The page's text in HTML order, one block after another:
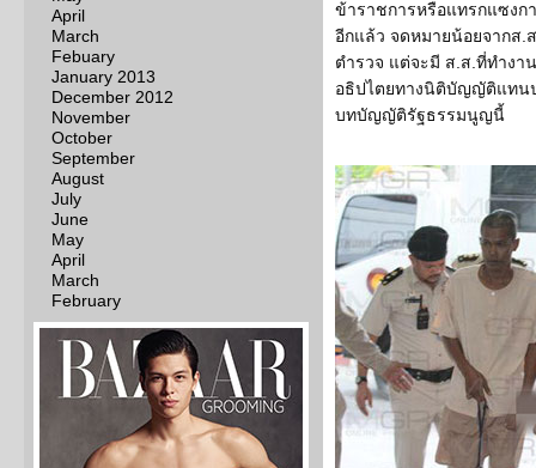
April
March
Febuary
January 2013
December 2012
November
October
September
August
July
June
May
April
March
February
ข้าราชการหรือแทรกแซง
อีกแล้ว จดหมายน้อยจากส.
ตำรวจ แต่จะมี ส.ส.ที่ทำง
อธิปไตยทางนิติบัญญัติแทน
บทบัญญัติรัฐธรรมนูญนี้